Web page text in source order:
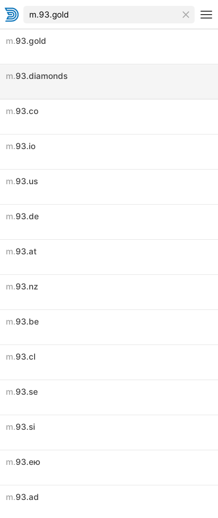
m.93.gold
m.93.diamonds
m.93.co
m.93.io
m.93.us
m.93.de
m.93.at
m.93.nz
m.93.be
m.93.cl
m.93.se
m.93.si
m.93.ею
m.93.ad